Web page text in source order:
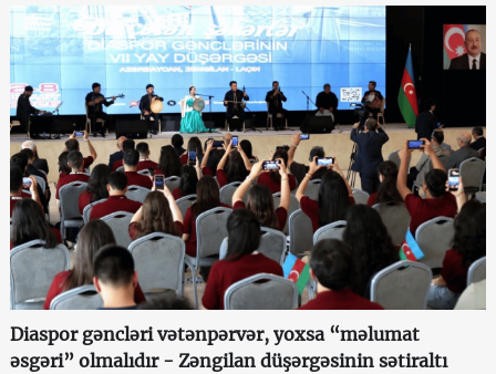
Diaspor gəncləri vətənpərvər, yoxsa “məlumat
əsgəri” olmalıdır - Zəngilan düşərgəsinin sətiraltı